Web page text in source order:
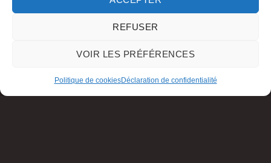
REFUSER
VOIR LES PRÉFÉRENCES
Politique de cookiesDéclaration de confidentialité